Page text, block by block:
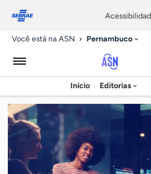
conosco
Você está na ASN Pernambuco
de
Início Editorias